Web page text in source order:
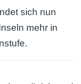
sich nun
mehr in